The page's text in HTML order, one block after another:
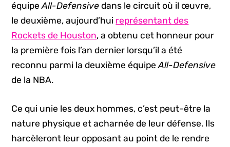
équipeAll-Defensive dans le circuit où il œuvre,
le deuxième, aujourd’hui représentant des
Rockets de Houston, a obtenu cet honneur pour
la première fois l’an dernier lorsqu’il a été
reconnu parmi la deuxième équipeAll-Defensive
de la NBA.
Ce qui unie les deux hommes, c’est peut-être la
nature physique et acharnée de leur défense. Ils
harcèleront leur opposant au point de le rendre